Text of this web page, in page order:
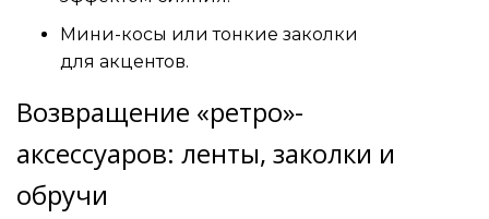
Мини-косы или тонкие заколки
для акцентов.
Возвращение «ретро»-
аксессуаров: ленты, заколки и
обручи